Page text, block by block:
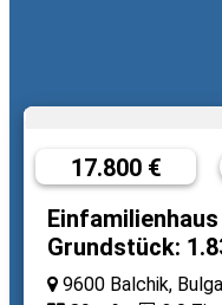
17.800 €
Grundstück:
9600 Balchik,